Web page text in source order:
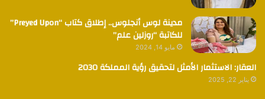
مدينة لوس أنجلوس.. إطلاق كتاب “Preyed Upon”
للكاتبة “روزلين علم”
مايو 14, 2024
العقار: الاستثمار الأمثل لتحقيق رؤية المملكة 2030
يناير 22, 2025